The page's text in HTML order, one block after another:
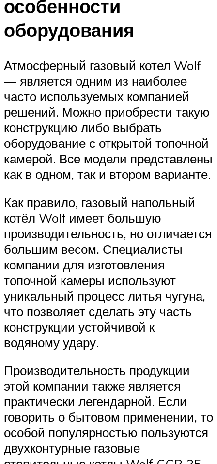
особенности
оборудования
Атмосферный газовый котел Wolf
— является одним из наиболее
часто используемых компанией
решений. Можно приобрести такую
конструкцию либо выбрать
оборудование с открытой топочной
камерой. Все модели представлены
как в одном, так и втором варианте.
Как правило, газовый напольный
котёл Wolf имеет большую
производительность, но отличается
большим весом. Специалисты
компании для изготовления
топочной камеры используют
уникальный процесс литья чугуна,
что позволяет сделать эту часть
конструкции устойчивой к
водяному удару.
Производительность продукции
этой компании также является
практически легендарной. Если
говорить о бытовом применении, то
особой популярностью пользуются
двухконтурные газовые